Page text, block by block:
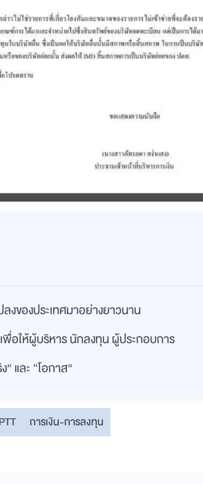
งของประเทศมาอย่างยาวนาน
อให้ผู้บริหาร นักลงทุน ผู้ประกอบการ
และ “โอกาส”
PTT การเงิน-การลงทุน